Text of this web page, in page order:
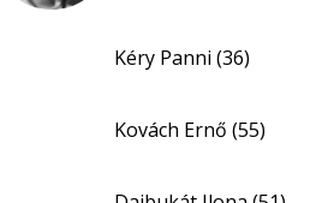
Kéry Panni (36)
Kovách Ernő (55)